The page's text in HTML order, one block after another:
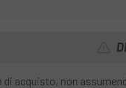
acquisto, non